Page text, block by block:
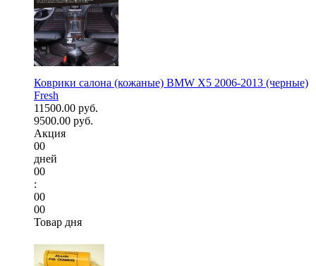
Коврики салона (кожаные) BMW X5 2006-2013 (черные)
Fresh
11500.00 руб.
9500.00 руб.
Акция
00
дней
00
:
00
00
Товар дня